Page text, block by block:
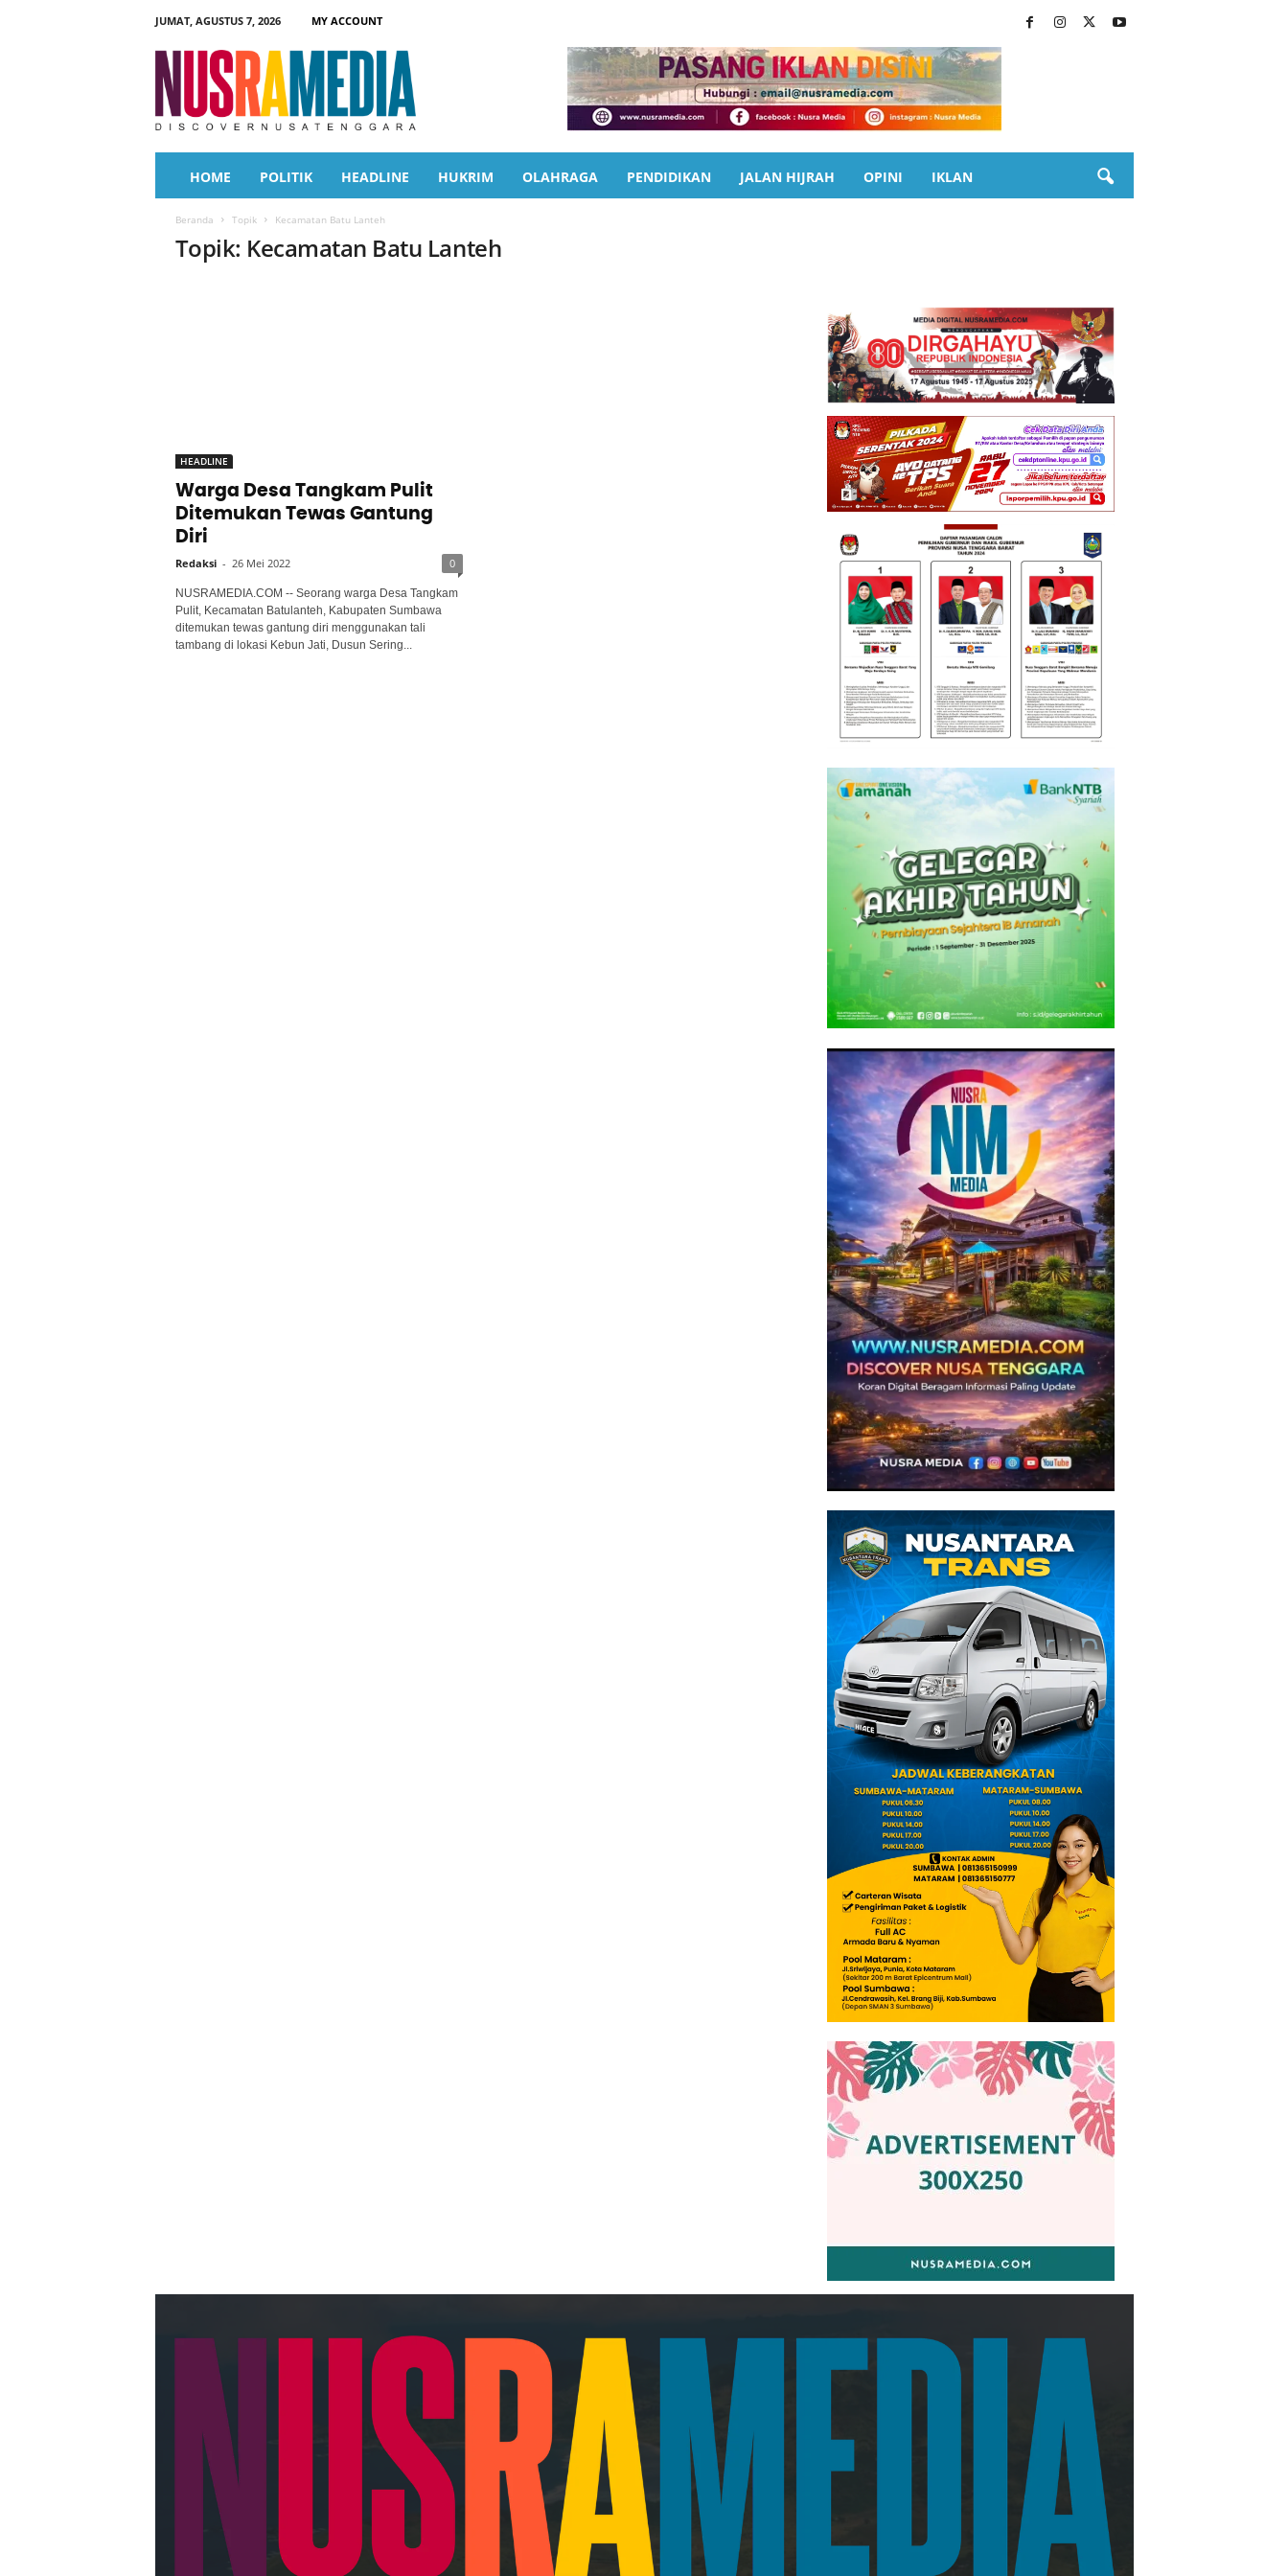
JUMAT, AGUSTUS 7, 2026
MY ACCOUNT
a
HOME POLITIK HEADLINE HUKRIM OLAHRAGA PENDIDIKAN JALAN HIJRAH OPINI IKLAN
Beranda Topik Kecamatan Batu Lanteh
Topik: Kecamatan Batu Lanteh
HEADLINE
Warga Desa Tangkam Pulit
Ditemukan Tewas Gantung
Diri
Redaksi - 26 Mei 2022 0
NUSRAMEDIA.COM -- Seorang warga Desa Tangkam
Pulit, Kecamatan Batulanteh, Kabupaten Sumbawa
ditemukan tewas gantung diri menggunakan tali
tambang di lokasi Kebun Jati, Dusun Sering...